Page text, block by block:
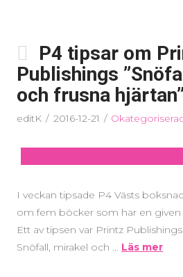
P4 tipsar om
Publishings
och frusna hjärtan”
editK 2016-12-21
I veckan tipsade P4 Västs
om fem böcker som har en given
Ett av tipsen var Printz
Snöfall, mirakel och … Läs mer